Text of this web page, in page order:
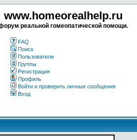
www.homeorealhelp.ru
реальной гомеопатической помощи.
FAQ
Поиск
Пользователи
Группы
Регистрация
Профиль
Войти и проверить личные сообщения
Вход